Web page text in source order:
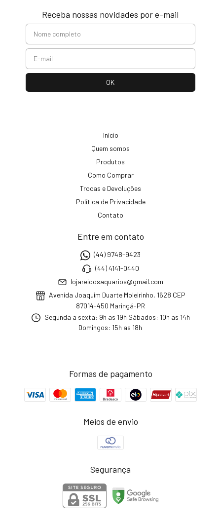
Receba nossas novidades por e-mail
Início
Quem somos
Produtos
Como Comprar
Trocas e Devoluções
Política de Privacidade
Contato
Entre em contato
(44) 9748-9423
(44) 4141-0440
lojareidosaquarios@gmail.com
Avenida Joaquim Duarte Moleirinho, 1628 CEP
87014-450 Maringá-PR
Segunda a sexta: 9h as 19h Sábados: 10h as 14h
Domingos: 15h as 18h
Formas de pagamento
Meios de envio
Segurança